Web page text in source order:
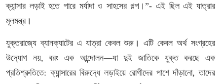
ক্যান্সার লড়াই হতে পারে মর্যাদা ও সাহসের গল্প।”- এই ছিল এই যাত্রার
মূলমন্ত্র।
যুক্তরাজ্যে ব্যানক্যাটের এ যাত্রা কেবল শুরু। এটি কেবল অর্থ সংগ্রহের
উদ্যোগ নয়, বরং এক আন্দোলন—যা দুই জাতিকে যুক্ত করছে এক
প্রতিশ্রুতিতে: ক্যান্সারের বিরুদ্ধে লড়াইয়ে রোগীদের পাশে দাঁড়ানো, তাদের